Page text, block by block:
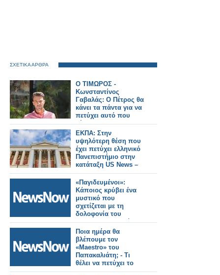
ΣΧΕΤΙΚΑ ΑΡΘΡΑ
Ο ΤΙΜΩΡΟΣ -
Κωνσταντίνος
Γαβαλάς: Ο Πέτρος θα
κάνει τα πάντα για να
πετύχει αυτό που
θέλει !
ΕΚΠΑ: Στην
υψηλότερη θέση που
έχει πετύχει ελληνικό
Πανεπιστήμιο στην
κατάταξη US News –
Best Global University
Rankings
«Παγιδευμένοι»:
Κάποιος κρύβει ένα
μυστικό που
σχετίζεται με τη
δολοφονία του
Άγγελου. Ποιος είναι
και τι θέλει να
πετύχει;
Ποια ημέρα θα
βλέπουμε τον
«Maestro» του
Παπακαλιάτη; - Τι
θέλει να πετύχει το
MEGA;